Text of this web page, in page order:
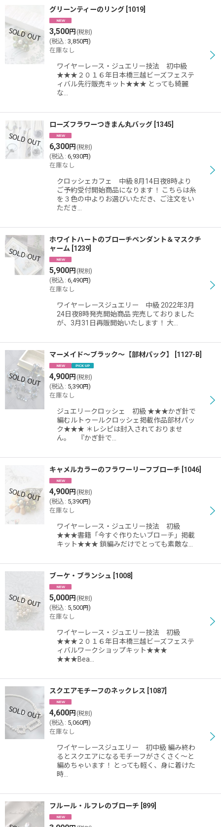
グリーンティーのリング 1019
3,500円 (税別)
(税込 : 3,850円)
在庫なし
ワイヤーレース・ジュエリー技法 初中級
★★★２０１６年日本橋三越ビーズフェステ
ィバル先行販売キット★★★ とっても綺麗
な…
ローズフラワーつきまん丸バッグ 1345
6,300円 (税別)
(税込 : 6,930円)
在庫なし
クロッシェカフェ 中級 8月14日夜8時より
ご予約受付開始商品になります！ こちらは糸
を３色の中よりお選びいただき、ご注文をい
ただき…
ホワイトハートのブローチペンダント＆マスクチ
ャーム 1239
5,900円 (税別)
(税込 : 6,490円)
在庫なし
ワイヤーレースジュエリー 中級 2022年3月
24日夜8時発売開始商品 完売しておりました
が、3月31日再販開始いたします！ 大…
マーメイド〜ブラック〜【部材パック】 1127-B
4,900円 (税別)
(税込 : 5,390円)
在庫なし
ジュエリークロッシェ 初級 ★★★かぎ針で
編むルトゥールクロッシェ掲載作品部材パッ
ク★★★ ＊レシピは封入されておりませ
ん。 『かぎ針で…
キャメルカラーのフラワーリーフブローチ 1046
4,900円 (税別)
(税込 : 5,390円)
在庫なし
ワイヤーレース・ジュエリー技法 初級
★★★書籍「今すぐ作りたいブローチ」掲載
キット★★★ 鎖編みだけでとっても素敵な…
ブーケ・ブランシュ 1008
5,000円 (税別)
(税込 : 5,500円)
在庫なし
ワイヤーレース・ジュエリー技法 初級
★★★２０１６年日本橋三越ビーズフェステ
ィバルワークショップキット★★★
★★★Bea…
スクエアモチーフのネックレス 1087
4,600円 (税別)
(税込 : 5,060円)
在庫なし
ワイヤーレースジュエリー 初中級 編み終わ
るとスクエアになるモチーフがさくさく〜と
編めちゃいます！ とっても軽く、身に着けた
時…
フルール・ルフレのブローチ 899